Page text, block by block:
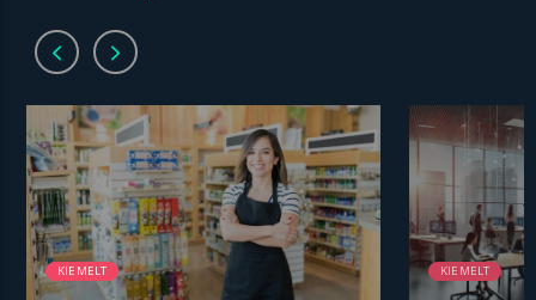
KIEMELT KIEMELT